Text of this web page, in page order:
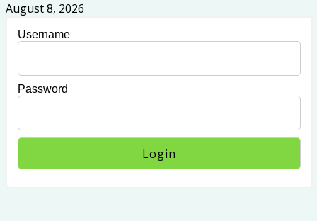
August 8, 2026
Username
Password